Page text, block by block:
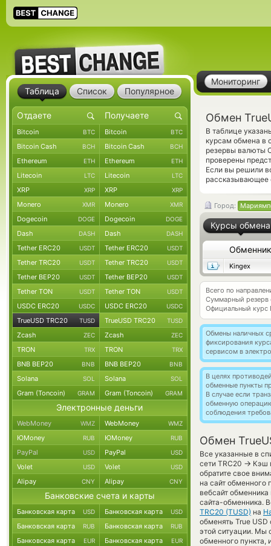
Мониторинг
Обмен
В таблице
курсам обмена в
резервы валюты
проверены
Если вы решили
рассказывающее
Город:
Курсы обмена
Обменник
Kingex
Всего по
Суммарный резерв
Официальный курс
Обмены наличных
фиксирования
сервисом в
В целях
обменные пункты
В случае если
обменную
соблюдения
Обмен
Все указанные в
сети TRC20 → Кэш
обратите свое
на сайт обменного
вебсайт
сайта-обменника.
TRC20 (TUSD) на
обменять True
этой ситуации. Мы
обменного пункта,
Таблица Список Популярное
Bitcoin BTC Bitcoin BTC
Bitcoin Cash BCH Bitcoin Cash BCH
Ethereum ETH Ethereum ETH
Litecoin LTC Litecoin LTC
XRP XRP XRP XRP
Monero XMR Monero XMR
Dogecoin DOGE Dogecoin DOGE
Dash DASH Dash DASH
Tether ERC20 USDT Tether ERC20 USDT
Tether TRC20 USDT Tether TRC20 USDT
Tether BEP20 USDT Tether BEP20 USDT
Tether TON USDT Tether TON USDT
USDC ERC20 USDC USDC ERC20 USDC
TrueUSD TRC20 TUSD TrueUSD TRC20 TUSD
Zcash ZEC Zcash ZEC
TRON TRX TRON TRX
BNB BEP20 BNB BNB BEP20 BNB
Solana SOL Solana SOL
Gram (Toncoin) GRAM Gram (Toncoin) GRAM
Электронные деньги
WebMoney WMZ WebMoney WMZ
ЮMoney RUB ЮMoney RUB
PayPal USD PayPal USD
Volet USD Volet USD
Alipay CNY Alipay CNY
Банковские счета и карты
Банковская карта USD Банковская карта USD
Банковская карта RUB Банковская карта RUB
Банковская карта EUR Банковская карта EUR